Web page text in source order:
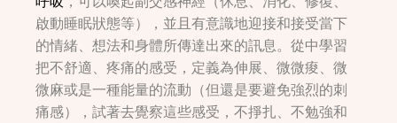
啟動睡眠狀態等），並且有意識地迎接和接受當下
的情緒、想法和身體所傳達出來的訊息。從中學習
把不舒適、疼痛的感受，定義為伸展、微微痠、微
微麻或是一種能量的流動（但還是要避免強烈的刺
痛感），試著去覺察這些感受，不掙扎、不勉強和